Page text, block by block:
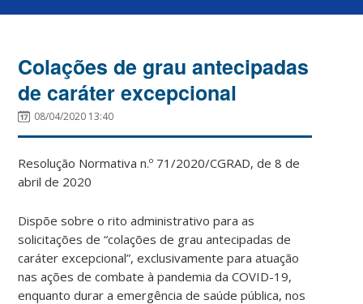
Colações de grau antecipadas
de caráter excepcional
08/04/2020 13:40
Resolução Normativa n.º 71/2020/CGRAD, de 8 de
abril de 2020
Dispõe sobre o rito administrativo para as
solicitações de “colações de grau antecipadas de
caráter excepcional”, exclusivamente para atuação
nas ações de combate à pandemia da COVID-19,
enquanto durar a emergência de saúde pública, nos